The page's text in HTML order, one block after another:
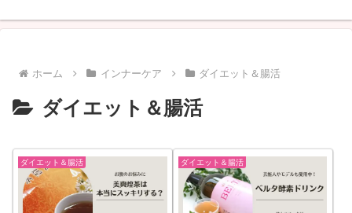
ホーム インナーケア ダイエット＆腸活
ダイエット＆腸活
ダイエット＆腸活 ダイエット＆腸活